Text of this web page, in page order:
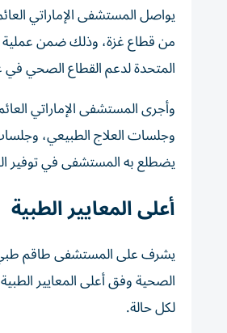
يواصل المستشفى الإماراتي
المتحدة لدعم القطاع الصحي
وجلسات العلاج الطبيعي،
يضطلع به المستشفى في توفير
أعلى المعايير الطبية
يشرف على المستشفى طاقم طبي
الصحية وفق أعلى المعايير
لكل حالة.